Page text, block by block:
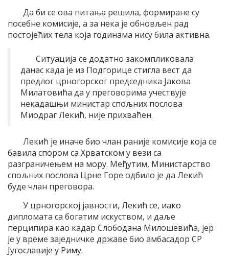
Да би се ова питања решила, формиране су
посебне комисије, а за нека је обновљен рад
постојећих тела која годинама нису била активна.
Ситуација се додатно закомпликовала
данас када је из Подгорице стигла вест да
предлог црногорског председника Јакова
Милатовића да у преговорима учествује
некадашњи министар спољних послова
Миодраг Лекић, није прихваћен.
Лекић је иначе био члан раније комисије која се
бавила спором са Хрватском у вези са
разграничењем на мору. Међутим, Министарство
спољних послова Црне Горе одбило је да Лекић
буде члан преговора.
У црногорској јавности, Лекић се, иако
дипломата са богатим искуством, и даље
перципира као кадар Слободана Милошевића, јер
је у време заједничке државе био амбасадор СР
Југославије у Риму.